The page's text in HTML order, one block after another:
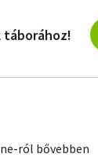
táborához!
ról bővebben